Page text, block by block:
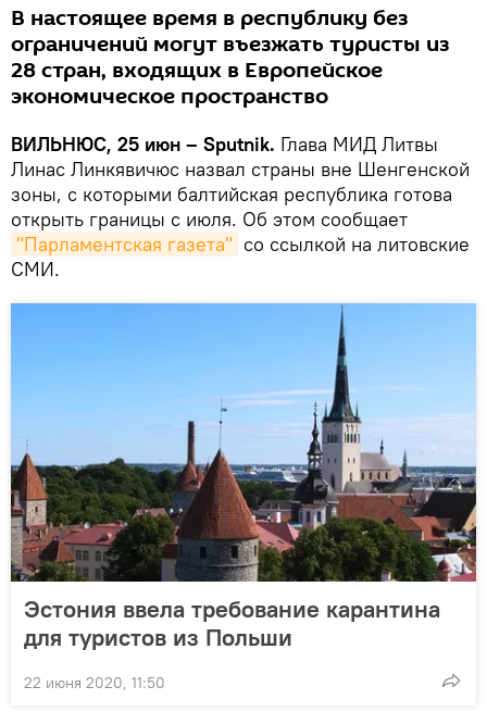
В настоящее время в республику без
ограничений могут въезжать туристы из
28 стран, входящих в Европейское
экономическое пространство
ВИЛЬНЮС, 25 июн – Sputnik. Глава МИД Литвы
Линас Линкявичюс назвал страны вне Шенгенской
зоны, с которыми балтийская республика готова
открыть границы с июля. Об этом сообщает
"Парламентская газета" со ссылкой на литовские
СМИ.
Эстония ввела требование карантина
для туристов из Польши
22 июня 2020, 11:50